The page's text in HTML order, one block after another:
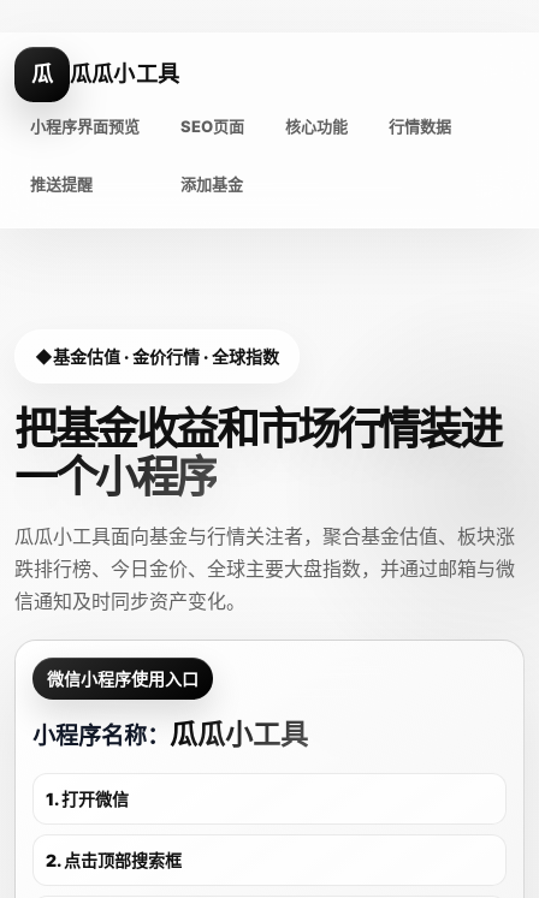
瓜 瓜瓜小工具
小程序界面预览 SEO页面 核心功能 行情数据
推送提醒 添加基金
基金估值 · 金价行情 · 全球指数
把基金收益和市场行情装进
一个小程序
瓜瓜小工具面向基金与行情关注者，聚合基金估值、板块涨
跌排行榜、今日金价、全球主要大盘指数，并通过邮箱与微
信通知及时同步资产变化。
微信小程序使用入口
小程序名称： 瓜瓜小工具
1. 打开微信
2. 点击顶部搜索框